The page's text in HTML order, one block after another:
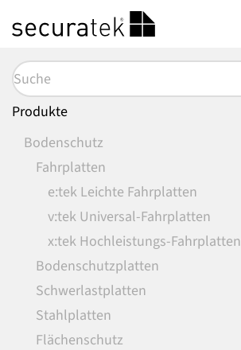
Hauptinhalt
springen
Produkte
Bodenschutz
Fahrplatten
e:tek Leichte Fahrplatten
v:tek Universal-Fahrplatten
x:tek Hochleistungs-Fahrplatten
Bodenschutzplatten
Schwerlastplatten
Stahlplatten
Flächenschutz